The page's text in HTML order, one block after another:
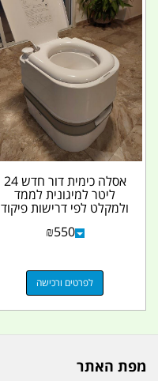
אסלה כימית דור חדש 24
ליטר למיגונית לממד
ולמקלט לפי דרישות פיקוד
העורף ללא צורך...
₪550
לפרטים ורכישה
מפת האתר